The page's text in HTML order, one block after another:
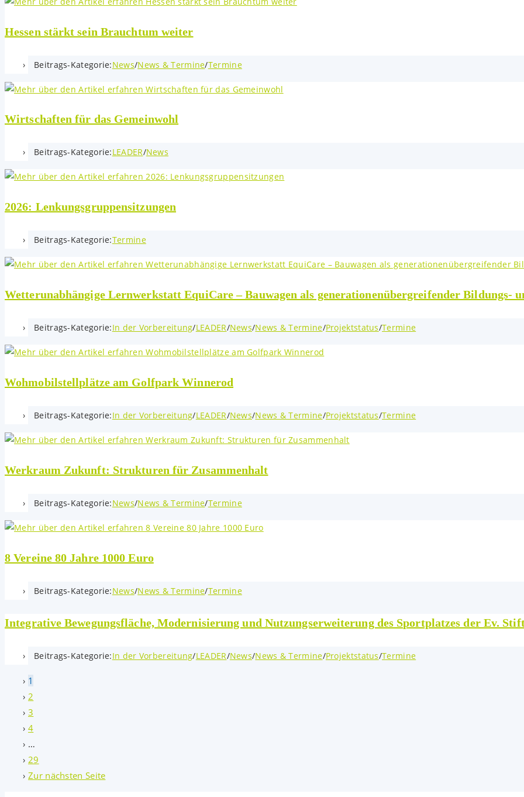
Hessen stärkt sein Brauchtum weiter
Beitrags-Kategorie:News/News & Termine/Termine
Wirtschaften für das Gemeinwohl
Beitrags-Kategorie:LEADER/News
2026: Lenkungsgruppen­sitzungen
Beitrags-Kategorie:Termine
Wetterunabhängige Lernwerkstatt EquiCare – Bauwagen als generationenübergreifender Bildungs-
Beitrags-Kategorie:In der Vorbereitung/LEADER/News/News & Termine/Projektstatus/Termine
Wohmobilstellplätze am Golfpark Winnerod
Beitrags-Kategorie:In der Vorbereitung/LEADER/News/News & Termine/Projektstatus/Termine
Werkraum Zukunft: Strukturen für Zusammenhalt
Beitrags-Kategorie:News/News & Termine/Termine
8 Vereine 80 Jahre 1000 Euro
Beitrags-Kategorie:News/News & Termine/Termine
Integrative Bewegungsfläche, Modernisierung und Nutzungserweiterung des Sportplatzes der Ev.
Beitrags-Kategorie:In der Vorbereitung/LEADER/News/News & Termine/Projektstatus/Termine
1
2
3
4
…
29
Zur nächsten Seite